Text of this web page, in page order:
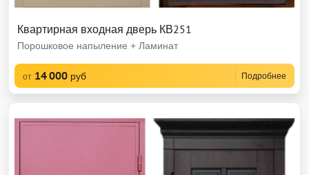
Квартирная входная дверь КВ251
Порошковое напыление + Ламинат
от 14 000 руб Подробнее